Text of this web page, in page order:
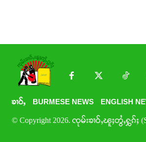
ၶၢဝ်ႇ BURMESE NEWS ENGLISH
© Copyright 2026. ၸုမ်းၶၢဝ်ႇၽူႈတွႆႇႁွၵ်ႈ